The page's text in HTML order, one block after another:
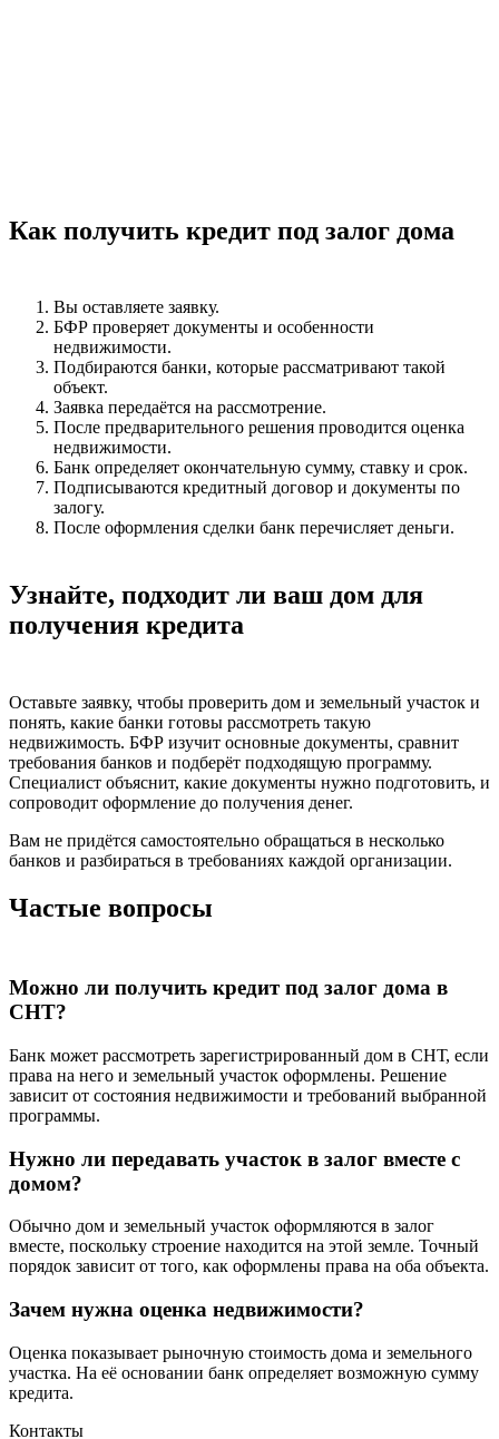
Как получить кредит под залог дома
Вы оставляете заявку.
БФР проверяет документы и особенности
недвижимости.
Подбираются банки, которые рассматривают такой
объект.
Заявка передаётся на рассмотрение.
После предварительного решения проводится оценка
недвижимости.
Банк определяет окончательную сумму, ставку и срок.
Подписываются кредитный договор и документы по
залогу.
После оформления сделки банк перечисляет деньги.
Узнайте, подходит ли ваш дом для
получения кредита
Оставьте заявку, чтобы проверить дом и земельный участок и
понять, какие банки готовы рассмотреть такую
недвижимость. БФР изучит основные документы, сравнит
требования банков и подберёт подходящую программу.
Специалист объяснит, какие документы нужно подготовить, и
сопроводит оформление до получения денег.
Вам не придётся самостоятельно обращаться в несколько
банков и разбираться в требованиях каждой организации.
Частые вопросы
Можно ли получить кредит под залог дома в
СНТ?
Банк может рассмотреть зарегистрированный дом в СНТ, если
права на него и земельный участок оформлены. Решение
зависит от состояния недвижимости и требований выбранной
программы.
Нужно ли передавать участок в залог вместе с
домом?
Обычно дом и земельный участок оформляются в залог
вместе, поскольку строение находится на этой земле. Точный
порядок зависит от того, как оформлены права на оба объекта.
Зачем нужна оценка недвижимости?
Оценка показывает рыночную стоимость дома и земельного
участка. На её основании банк определяет возможную сумму
кредита.
Контакты